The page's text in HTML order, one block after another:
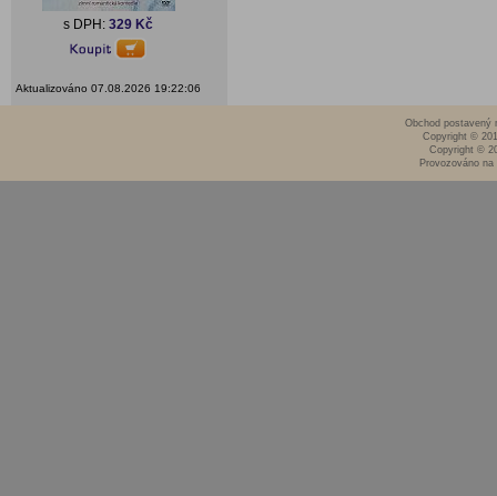
s DPH: 329 Kč
Aktualizováno 07.08.2026 19:22:06
Obchod postavený
Copyright ©
Copyright ©
Provozováno